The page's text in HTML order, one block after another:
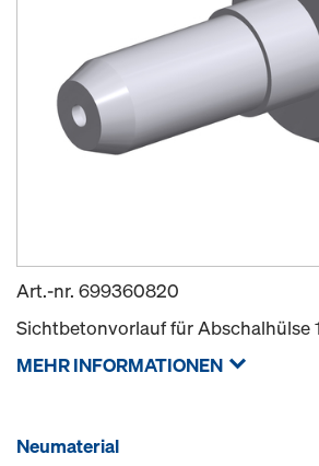
Art.-nr. 699360820
Sichtbetonvorlauf für Abschalhülse
MEHR INFORMATIONEN
Neumaterial